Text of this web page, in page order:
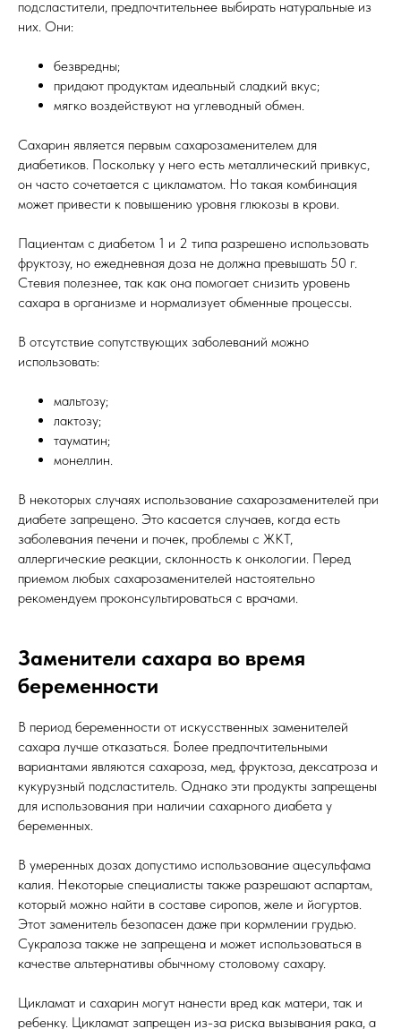
подсластители, предпочтительнее выбирать натуральные из
них. Они:
безвредны;
придают продуктам идеальный сладкий вкус;
мягко воздействуют на углеводный обмен.
Сахарин является первым сахарозаменителем для
диабетиков. Поскольку у него есть металлический привкус,
он часто сочетается с цикламатом. Но такая комбинация
может привести к повышению уровня глюкозы в крови.
Пациентам с диабетом 1 и 2 типа разрешено использовать
фруктозу, но ежедневная доза не должна превышать 50 г.
Стевия полезнее, так как она помогает снизить уровень
сахара в организме и нормализует обменные процессы.
В отсутствие сопутствующих заболеваний можно
использовать:
мальтозу;
лактозу;
тауматин;
монеллин.
В некоторых случаях использование сахарозаменителей при
диабете запрещено. Это касается случаев, когда есть
заболевания печени и почек, проблемы с ЖКТ,
аллергические реакции, склонность к онкологии. Перед
приемом любых сахарозаменителей настоятельно
рекомендуем проконсультироваться с врачами.
Заменители сахара во время
беременности
В период беременности от искусственных заменителей
сахара лучше отказаться. Более предпочтительными
вариантами являются сахароза, мед, фруктоза, дексатроза и
кукурузный подсластитель. Однако эти продукты запрещены
для использования при наличии сахарного диабета у
беременных.
В умеренных дозах допустимо использование ацесульфама
калия. Некоторые специалисты также разрешают аспартам,
который можно найти в составе сиропов, желе и йогуртов.
Этот заменитель безопасен даже при кормлении грудью.
Сукралоза также не запрещена и может использоваться в
качестве альтернативы обычному столовому сахару.
Цикламат и сахарин могут нанести вред как матери, так и
ребенку. Цикламат запрещен из-за риска вызывания рака, а